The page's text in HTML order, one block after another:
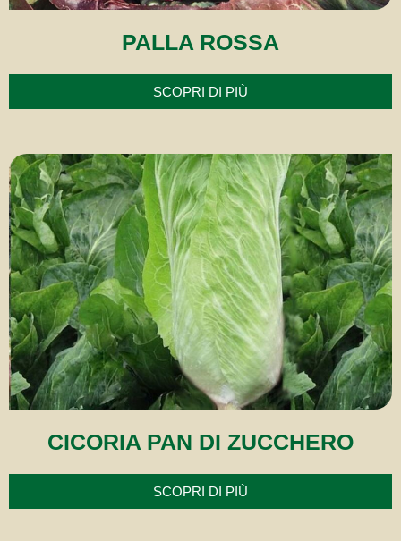
PALLA ROSSA
SCOPRI DI PIÙ
CICORIA PAN DI ZUCCHERO
SCOPRI DI PIÙ